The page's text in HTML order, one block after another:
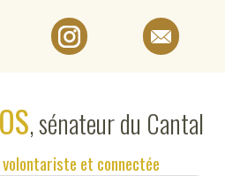
, sénateur du Cantal
et connectée